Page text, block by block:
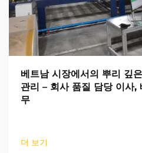
베트남 시장에서의 뿌리 깊
관리 – 회사 품질 담당 이사,
무
더 보기